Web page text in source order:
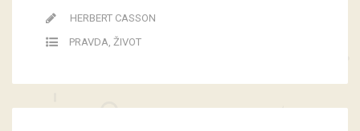
HERBERT CASSON
PRAVDA, ŽIVOT